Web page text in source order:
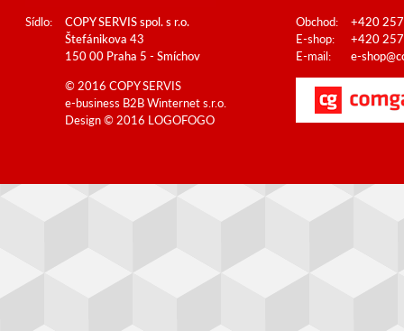
Sídlo:
COPY SERVIS spol. s r.o.
Štefánikova 43
150 00 Praha 5 - Smíchov
Obchod:
+420
E-shop:
+420
E-mail:
e-
© 2016 COPY SERVIS
e-business B2BWinternet s.r.o.
Design © 2016 LOGOFOGO